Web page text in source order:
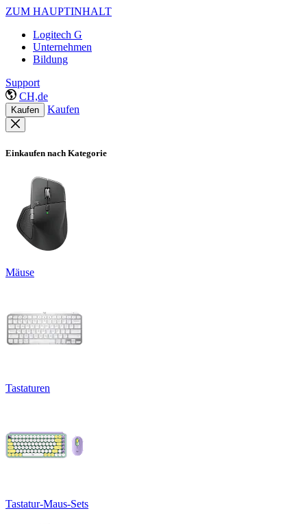
ZUM HAUPTINHALT
Logitech G
Unternehmen
Bildung
Support
CH,de
Kaufen Kaufen
Einkaufen nach Kategorie
Mäuse
Tastaturen
Tastatur-Maus-Sets